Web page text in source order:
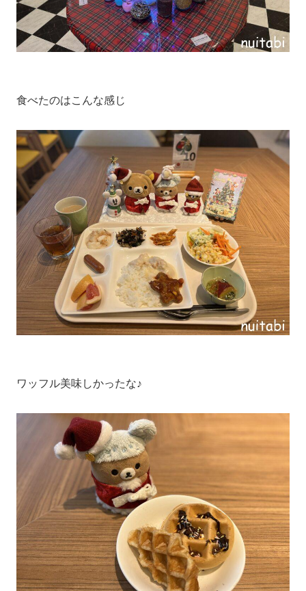
食べたのはこんな感じ
ワッフル美味しかったな♪